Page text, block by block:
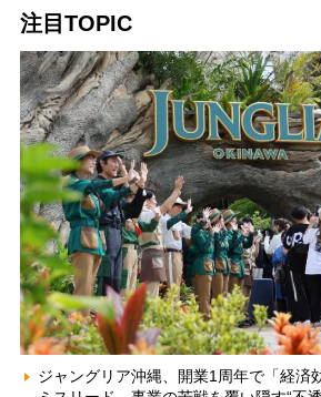
注目TOPIC
ジャングリア沖縄、開業1周年で「経済